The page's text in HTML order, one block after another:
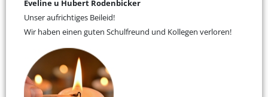
Eveline u Hubert Rodenbicker
Unser aufrichtiges Beileid!
Wir haben einen guten Schulfreund und Kollegen verloren!